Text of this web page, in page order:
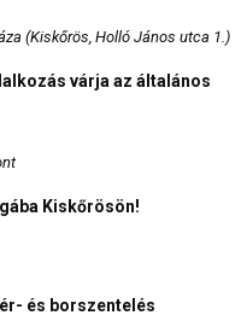
(Kiskőrös, Holló János utca 1.)
várja az általános
Kiskőrösön!
és borszentelés